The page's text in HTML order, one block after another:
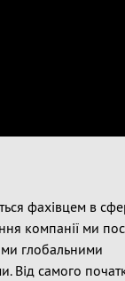
фахівцем в
компанії ми
глобальними
Від самого